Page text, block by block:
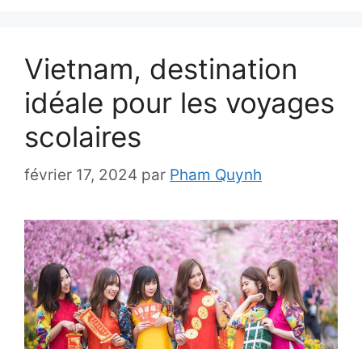
Vietnam, destination
idéale pour les voyages
scolaires
février 17, 2024 par Pham Quynh